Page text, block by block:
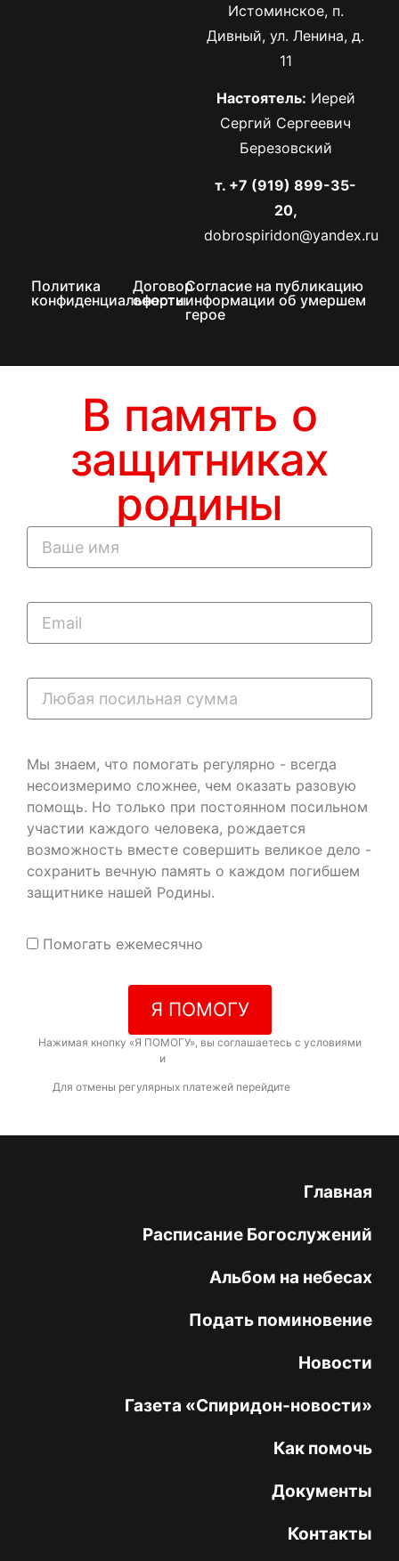
Истоминское, п.
Дивный, ул. Ленина, д.
11
Настоятель: Иерей
Сергий Сергеевич
Березовский
т. +7 (919) 899-35-
20,
dobrospiridon@yandex.ru
Политика
конфиденциальности
Договор
оферты
Согласие на публикацию
информации об умершем
герое
В память о
защитниках
родины
Мы знаем, что помогать регулярно - всегда
несоизмеримо сложнее, чем оказать разовую
помощь. Но только при постоянном посильном
участии каждого человека, рождается
возможность вместе совершить великое дело -
сохранить вечную память о каждом погибшем
защитнике нашей Родины.
Помогать ежемесячно
Я ПОМОГУ
Нажимая кнопку «Я ПОМОГУ», вы соглашаетесь с условиями
и
Для отмены регулярных платежей перейдите
Главная
Расписание Богослужений
Альбом на небесах
Подать поминовение
Новости
Газета «Спиридон-новости»
Как помочь
Документы
Контакты